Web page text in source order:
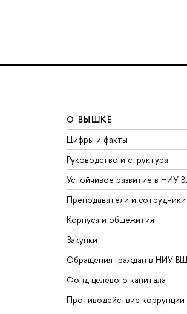
О ВЫШКЕ
Цифры и факты
Руководство и структура
Устойчивое развитие в НИУ
Преподаватели и сотрудники
Корпуса и общежития
Закупки
Обращения граждан в НИУ
Фонд целевого капитала
Противодействие коррупции